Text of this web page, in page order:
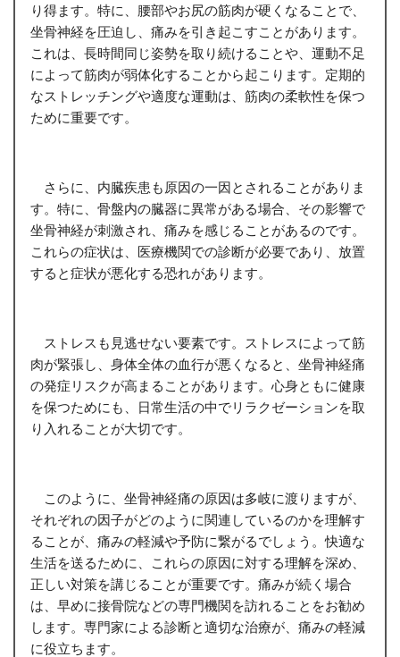
り得ます。特に、腰部やお尻の筋肉が硬くなることで、
坐骨神経を圧迫し、痛みを引き起こすことがあります。
これは、長時間同じ姿勢を取り続けることや、運動不足
によって筋肉が弱体化することから起こります。定期的
なストレッチングや適度な運動は、筋肉の柔軟性を保つ
ために重要です。
さらに、内臓疾患も原因の一因とされることがありま
す。特に、骨盤内の臓器に異常がある場合、その影響で
坐骨神経が刺激され、痛みを感じることがあるのです。
これらの症状は、医療機関での診断が必要であり、放置
すると症状が悪化する恐れがあります。
ストレスも見逃せない要素です。ストレスによって筋
肉が緊張し、身体全体の血行が悪くなると、坐骨神経痛
の発症リスクが高まることがあります。心身ともに健康
を保つためにも、日常生活の中でリラクゼーションを取
り入れることが大切です。
このように、坐骨神経痛の原因は多岐に渡りますが、
それぞれの因子がどのように関連しているのかを理解す
ることが、痛みの軽減や予防に繋がるでしょう。快適な
生活を送るために、これらの原因に対する理解を深め、
正しい対策を講じることが重要です。痛みが続く場合
は、早めに接骨院などの専門機関を訪れることをお勧め
します。専門家による診断と適切な治療が、痛みの軽減
に役立ちます。